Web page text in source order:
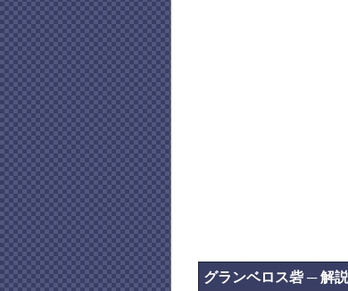
グランベロス砦 ─ 解説